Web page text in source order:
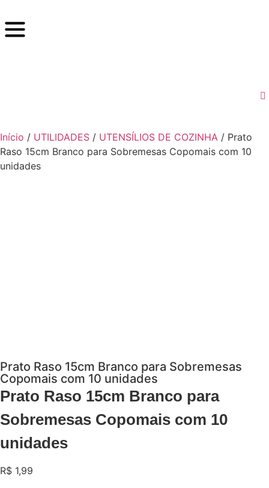
Início / UTILIDADES / UTENSÍLIOS DE COZINHA / Prato
Raso 15cm Branco para Sobremesas Copomais com 10
unidades
Prato Raso 15cm Branco para Sobremesas
Copomais com 10 unidades
Prato Raso 15cm Branco para
Sobremesas Copomais com 10
unidades
R$ 1,99